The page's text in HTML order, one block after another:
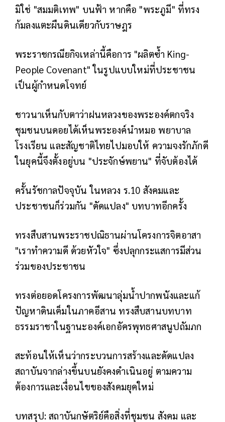
มิใช่ "สมมติเทพ" บนฟ้า หากคือ "พระภูมี" ที่ทรง
ก้มลงแตะผืนดินเดียวกับราษฎร
พระราชกรณียกิจเหล่านี้คือการ "ผลิตซ้ำ King-
People Covenant" ในรูปแบบใหม่ที่ประชาชน
เป็นผู้กำหนดโจทย์
ชาวนาเห็นกับตาว่าฝนหลวงของพระองค์ตกจริง
ชุมชนบนดอยได้เห็นพระองค์นำหมอ พยาบาล
โรงเรียน และสัญชาติไทยไปมอบให้ ความจงรักภักดี
ในยุคนี้จึงตั้งอยู่บน "ประจักษ์พยาน" ที่จับต้องได้
ครั้นรัชกาลปัจจุบัน ในหลวง ร.10 สังคมและ
ประชาชนก็ร่วมกัน "ดัดแปลง" บทบาทอีกครั้ง
ทรงสืบสานพระราชปณิธานผ่านโครงการจิตอาสา
"เราทำความดี ด้วยหัวใจ" ซึ่งปลุกกระแสการมีส่วน
ร่วมของประชาชน
ทรงต่อยอดโครงการพัฒนาลุ่มน้ำปากพนังและแก้
ปัญหาดินเค็มในภาคอีสาน ทรงสืบสานบทบาท
ธรรมราชาในฐานะองค์เอกอัครพุทธศาสนูปถัมภก
สะท้อนให้เห็นว่ากระบวนการสร้างและดัดแปลง
สถาบันจากล่างขึ้นบนยังคงดำเนินอยู่ ตามความ
ต้องการและเงื่อนไขของสังคมยุคใหม่
บทสรุป: สถาบันกษัตริย์คือสิ่งที่ชุมชน สังคม และ